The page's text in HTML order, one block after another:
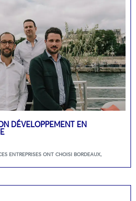
DÉVELOPPEMENT EN
ENTREPRISES ONT CHOISI BORDEAUX,